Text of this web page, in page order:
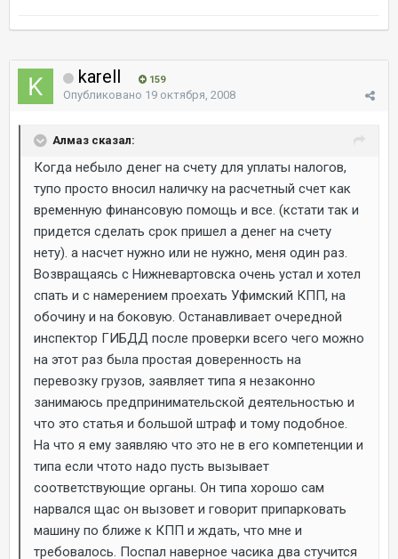
karell 159
Опубликовано 19 октября, 2008
Алмаз сказал:
Когда небыло денег на счету для уплаты налогов,
тупо просто вносил наличку на расчетный счет как
временную финансовую помощь и все. (кстати так и
придется сделать срок пришел а денег на счету
нету). а насчет нужно или не нужно, меня один раз.
Возвращаясь с Нижневартовска очень устал и хотел
спать и с намерением проехать Уфимский КПП, на
обочину и на боковую. Останавливает очередной
инспектор ГИБДД после проверки всего чего можно
на этот раз была простая доверенность на
перевозку грузов, заявляет типа я незаконно
занимаюсь предпринимательской деятельностью и
что это статья и большой штраф и тому подобное.
На что я ему заявляю что это не в его компетенции и
типа если чтото надо пусть вызывает
соответствующие органы. Он типа хорошо сам
нарвался щас он вызовет и говорит припарковать
машину по ближе к КПП и ждать, что мне и
требовалось. Поспал наверное часика два стучится